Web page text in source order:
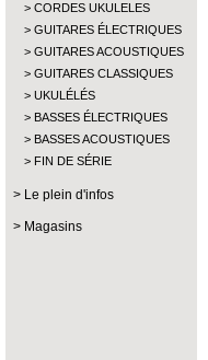
CORDES UKULELES
GUITARES ÉLECTRIQUES
GUITARES ACOUSTIQUES
GUITARES CLASSIQUES
UKULÉLÉS
BASSES ÉLECTRIQUES
BASSES ACOUSTIQUES
FIN DE SÉRIE
Le plein d'infos
Magasins